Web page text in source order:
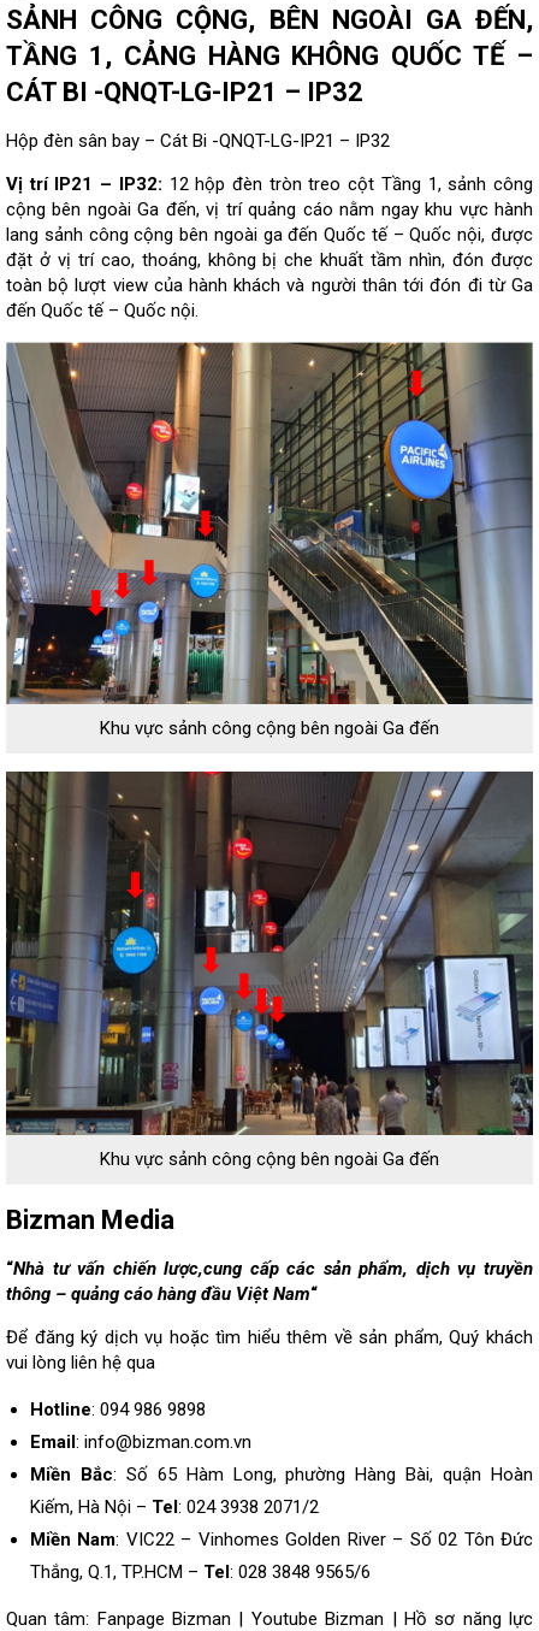
SẢNH CÔNG CỘNG, BÊN NGOÀI GA ĐẾN,
TẦNG 1, CẢNG HÀNG KHÔNG QUỐC TẾ –
CÁT BI -QNQT-LG-IP21 – IP32
Hộp đèn sân bay – Cát Bi -QNQT-LG-IP21 – IP32
Vị trí IP21 – IP32: 12 hộp đèn tròn treo cột Tầng 1, sảnh công
cộng bên ngoài Ga đến, vị trí quảng cáo nằm ngay khu vực hành
lang sảnh công cộng bên ngoài ga đến Quốc tế – Quốc nội, được
đặt ở vị trí cao, thoáng, không bị che khuất tầm nhìn, đón được
toàn bộ lượt view của hành khách và người thân tới đón đi từ Ga
đến Quốc tế – Quốc nội.
Khu vực sảnh công cộng bên ngoài Ga đến
Khu vực sảnh công cộng bên ngoài Ga đến
Bizman Media
“Nhà tư vấn chiến lược,cung cấp các sản phẩm, dịch vụ truyền
thông – quảng cáo hàng đầu Việt Nam“
Để đăng ký dịch vụ hoặc tìm hiểu thêm về sản phẩm, Quý khách
vui lòng liên hệ qua
Hotline: 094 986 9898
Email: info@bizman.com.vn
Miền Bắc: Số 65 Hàm Long, phường Hàng Bài, quận Hoàn
Kiếm, Hà Nội – Tel: 024 3938 2071/2
Miền Nam: VIC22 – Vinhomes Golden River – Số 02 Tôn Đức
Thắng, Q.1, TP.HCM – Tel: 028 3848 9565/6
Quan tâm: Fanpage Bizman | Youtube Bizman | Hồ sơ năng lực